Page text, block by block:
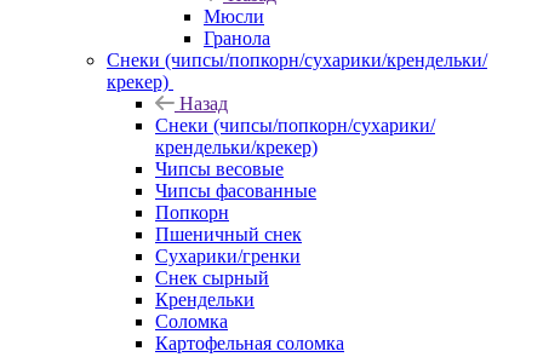
Мюсли
Гранола
Снеки (чипсы/попкорн/сухарики/крендельки/
крекер)
Назад
Снеки (чипсы/попкорн/сухарики/
крендельки/крекер)
Чипсы весовые
Чипсы фасованные
Попкорн
Пшеничный снек
Сухарики/гренки
Снек сырный
Крендельки
Соломка
Картофельная соломка